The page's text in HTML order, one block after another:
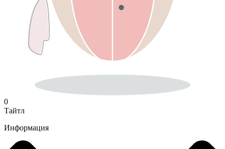
0
Тайтл
Информация